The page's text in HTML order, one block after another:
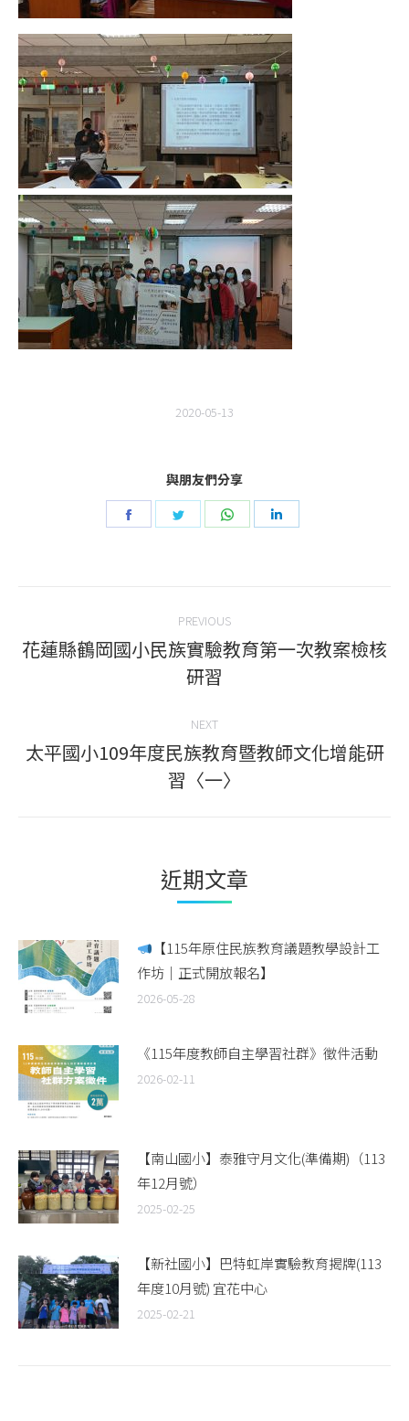
2020-05-13
與朋友們分享
Share
Share
Share
navigation
PREVIOUS
Previous
post:
花蓮縣鶴岡國小民族實驗教育第一次教案檢核
研習
NEXT
Next
post:
太平國小109年度民族教育暨教師文化增能研
習〈一〉
近期文章
【115年原住民族教育議題教學設計工
作坊｜正式開放報名】
2026-05-28
《115年度教師自主學習社群》徵件活動
2026-02-11
【南山國小】泰雅守月文化(準備期)（113
年12月號）
2025-02-25
【新社國小】巴特虹岸實驗教育揭牌(113
年度10月號) 宜花中心
2025-02-21